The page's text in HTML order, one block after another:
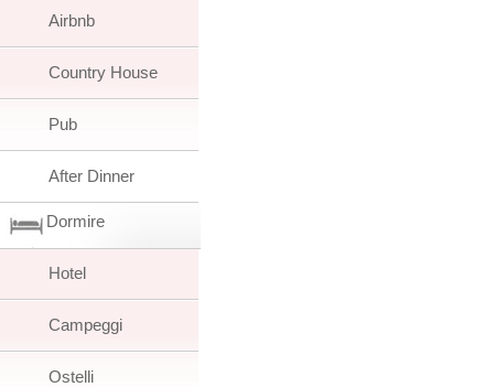
Airbnb
Country House
Pub
After Dinner
Dormire
Hotel
Campeggi
Ostelli